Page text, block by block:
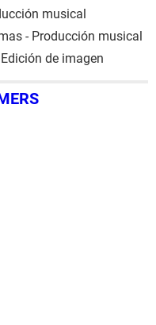
musical
- Producción musical
de imagen